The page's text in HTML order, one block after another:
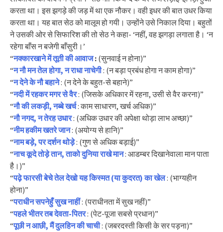
करता था। इस झगड़े की जड़ में था एक नौकर। वही इधर की बात उधर किया
करता था। यह बात सेठ को मालूम हो गयी। उन्होंने उसे निकाल दिया। बहुतों
ने उसकी ओर से सिफारिश की तो सेठ ने कहा- ‘नहीं, वह झगड़ा लगाता है। ‘न
रहेगा बाँस न बजेगी बाँसुरी।’
“नक्कारखाने में तूती की आवाज: (सुनवाई न होना)”
“न नौ मन तेल होगा, न राधा नाचेगी: (न बड़ा प्रबंध होगा न काम होगा)”
“न देने के नौ बहाने: (न देने के बहुत-से बहाने)”
“नदी में रहकर मगर से वैर: (जिसके अधिकार में रहना, उसी से वैर करना)”
“नौ की लकड़ी, नब्बे खर्च: काम साधारण, खर्च अधिक)”
“नौ नगद, न तेरह उधार: (अधिक उधार की अपेक्षा थोड़ा लाभ अच्छा)”
“नीम हकीम खतरे जान: (अयोग्य से हानि)”
“नाम बड़े, पर दर्शन थोड़े: (गुण से अधिक बड़ाई)”
“नाच कूदे तोड़े तान, ताको दुनिया राखे मान: आडम्बर दिखानेवाला मान पाता
है।)”
“पढ़े फारसी बेचे तेल देखो यह किस्मत (या कुदरत) का खेल: (भाग्यहीन
होना)”
“पराधीन सपनेहुँ सुख नाहीं: (पराधीनता में सुख नहीं)”
“पहले भीतर तब देवता-पितर: (पेट-पूजा सबसे प्रधान)”
“पूछी न आछी, मैं दुलहिन की चाची: (जबरदस्ती किसी के सर पड़ना)”